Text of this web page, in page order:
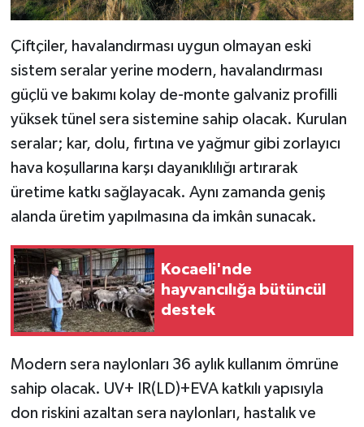
Çiftçiler, havalandırması uygun olmayan eski
sistem seralar yerine modern, havalandırması
güçlü ve bakımı kolay de-monte galvaniz profilli
yüksek tünel sera sistemine sahip olacak. Kurulan
seralar; kar, dolu, fırtına ve yağmur gibi zorlayıcı
hava koşullarına karşı dayanıklılığı artırarak
üretime katkı sağlayacak. Aynı zamanda geniş
alanda üretim yapılmasına da imkân sunacak.
Kocaeli'nde
hayvancılığa bütüncül
destek
Modern sera naylonları 36 aylık kullanım ömrüne
sahip olacak. UV+ IR(LD)+EVA katkılı yapısıyla
don riskini azaltan sera naylonları, hastalık ve